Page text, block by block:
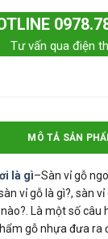
Tư vấn qua điện
MÔ TẢ SẢN
là gì–Sàn vỉ gỗ
vỉ gỗ là gì?, sàn
Là một số câu
gỗ nhựa đưa ra